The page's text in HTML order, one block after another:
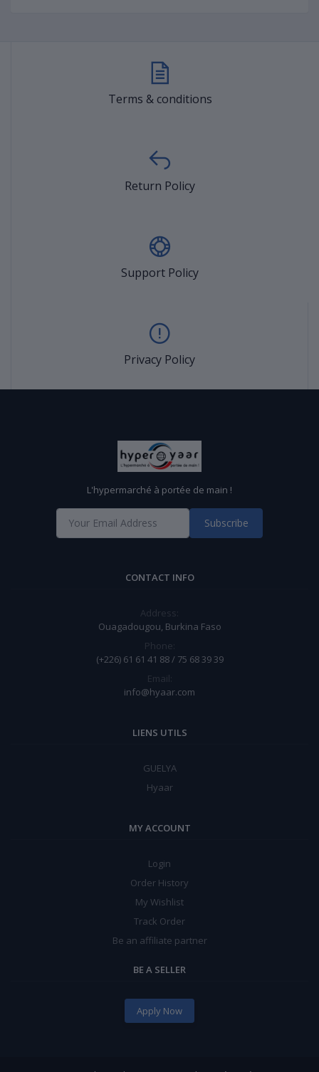
Terms & conditions
Return Policy
Support Policy
Privacy Policy
L'hypermarché à portée de main !
Subscribe
CONTACT INFO
Address:
Ouagadougou, Burkina Faso
Phone:
(+226) 61 61 41 88 / 75 68 39 39
Email:
info@hyaar.com
LIENS UTILS
GUELYA
Hyaar
MY ACCOUNT
Login
Order History
My Wishlist
Track Order
Be an affiliate partner
BE A SELLER
Apply Now